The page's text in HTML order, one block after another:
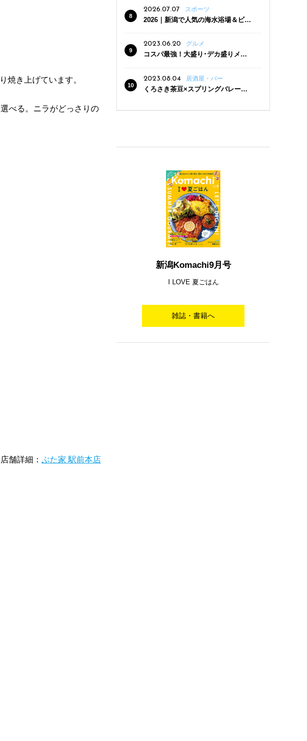
焼き上げています。
べる。ニラがどっさりの
店舗詳細： ぶた家 駅前本店
クーポン登場
2026.07.07 スポーツ
2026｜新潟で人気の海水浴場＆ビー
2023.06.20
グルメ
コスパ最強！大盛り･デカ盛りメニ
2023.08.04
居酒屋・バー
くろさき茶豆×スプリングバレー豊
新潟Komachi9月号
I LOVE 夏ごはん
雑誌・書籍へ